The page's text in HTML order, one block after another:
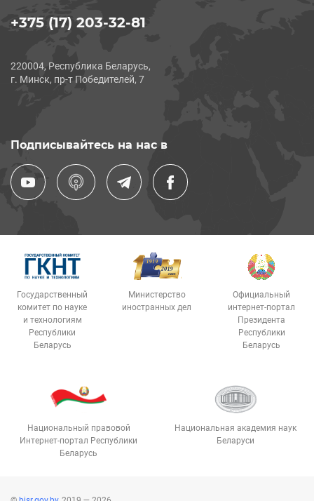
+375 (17) 203-32-81
220004, Республика Беларусь,
г. Минск, пр-т Победителей, 7
Подписывайтесь на нас в
Государственный
комитет по науке
и технологиям
Республики
Беларусь
Министерство
иностранных дел
Официальный
интернет-портал
Президента
Республики
Беларусь
Национальный правовой
Интернет-портал Республики
Беларусь
Национальная академия наук
Беларуси